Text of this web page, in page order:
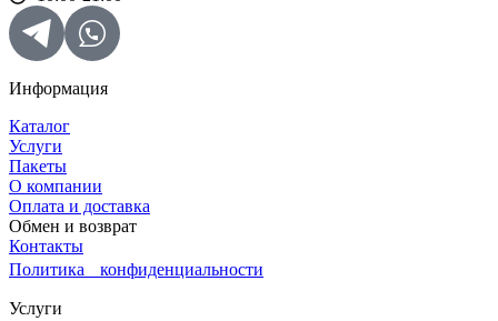
Информация
Каталог
Услуги
Пакеты
О компании
Оплата и доставка
Обмен и возврат
Контакты
Политика конфиденциальности
Услуги